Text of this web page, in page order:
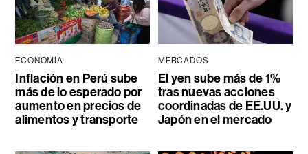
ECONOMÍA
Inflación en Perú sube
más de lo esperado por
aumento en precios de
alimentos y transporte
MERCADOS
El yen sube más de 1%
tras nuevas acciones
coordinadas de EE.UU. y
Japón en el mercado